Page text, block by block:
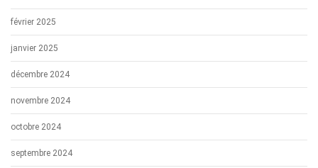
février 2025
janvier 2025
décembre 2024
novembre 2024
octobre 2024
septembre 2024